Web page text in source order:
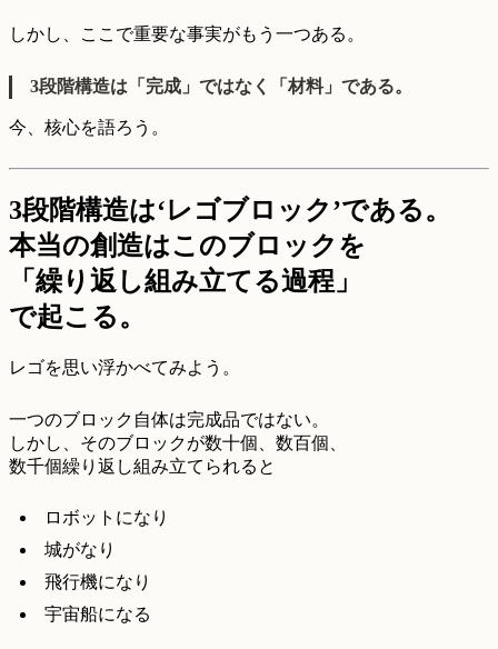
しかし、ここで重要な事実がもう一つある。
3段階構造は「完成」ではなく「材料」である。
今、核心を語ろう。
3段階構造は‘レゴブロック’である。
本当の創造はこのブロックを
「繰り返し組み立てる過程」
で起こる。
レゴを思い浮かべてみよう。
一つのブロック自体は完成品ではない。
しかし、そのブロックが数十個、数百個、
数千個繰り返し組み立てられると
ロボットになり
城がなり
飛行機になり
宇宙船になる